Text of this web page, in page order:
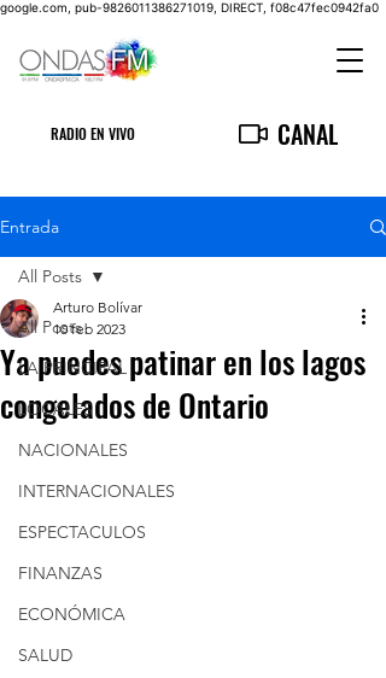
google.com, pub-9826011386271019, DIRECT, f08c47fec0942fa0
RADIO EN VIVO CANAL
Entrada
All Posts
LA PRINCIPAL
LOCALES
NACIONALES
INTERNACIONALES
ESPECTACULOS
FINANZAS
ECONÓMICA
SALUD
All Posts
Ya puedes patinar en los lagos
congelados de Ontario
Arturo Bolívar
10 feb 2023